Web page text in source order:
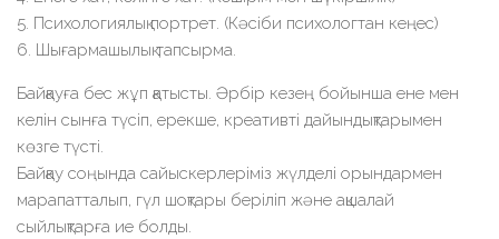
5. ⁠Психологиялық портрет. (Кәсіби психологтан кеңес)
6. ⁠Шығармашылық тапсырма.
Байқауға бес жұп қатысты. Әрбір кезең бойынша ене мен
келін сынға түсіп, ерекше, креативті дайындықтарымен
көзге түсті.
Байқау соңында сайыскерлеріміз жүлделі орындармен
марапатталып, гүл шоқтары беріліп және ақшалай
сыйлықтарға ие болды.